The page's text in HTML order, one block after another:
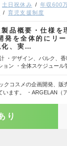
土日祝休み 年収600
育児支援制度
品概要・仕様を
発を全体的にリー
化、実…
・デザイン、バルク、
ョン ・全体スケジュール
クコスメの企画開発、
います。 ・ARGELAN（
り